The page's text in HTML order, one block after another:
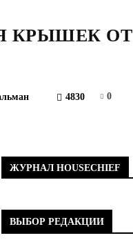
КРЫШЕК ОТ
4830 0
ЖУРНАЛ HOUSECHIEF
ВЫБОР РЕДАКЦИИ